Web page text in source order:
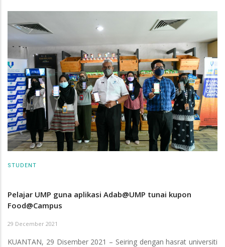
STUDENT
Pelajar UMP guna aplikasi Adab@UMP tunai kupon
Food@Campus
29 December 2021
KUANTAN, 29 Disember 2021 – Seiring dengan hasrat universiti